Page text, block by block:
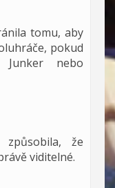
tomu, aby
pokud
nebo
způsobila, že
viditelné.